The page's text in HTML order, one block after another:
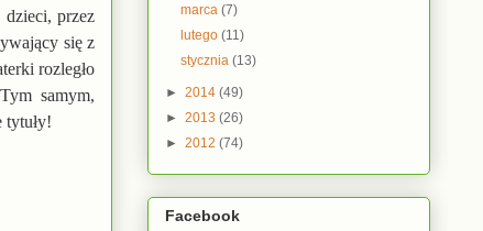
dzieci, przez
się z
rozległo
samym,
tytuły!
marca(7)
lutego(11)
stycznia(13)
► 2014 (49)
► 2013 (26)
► 2012 (74)
Facebook